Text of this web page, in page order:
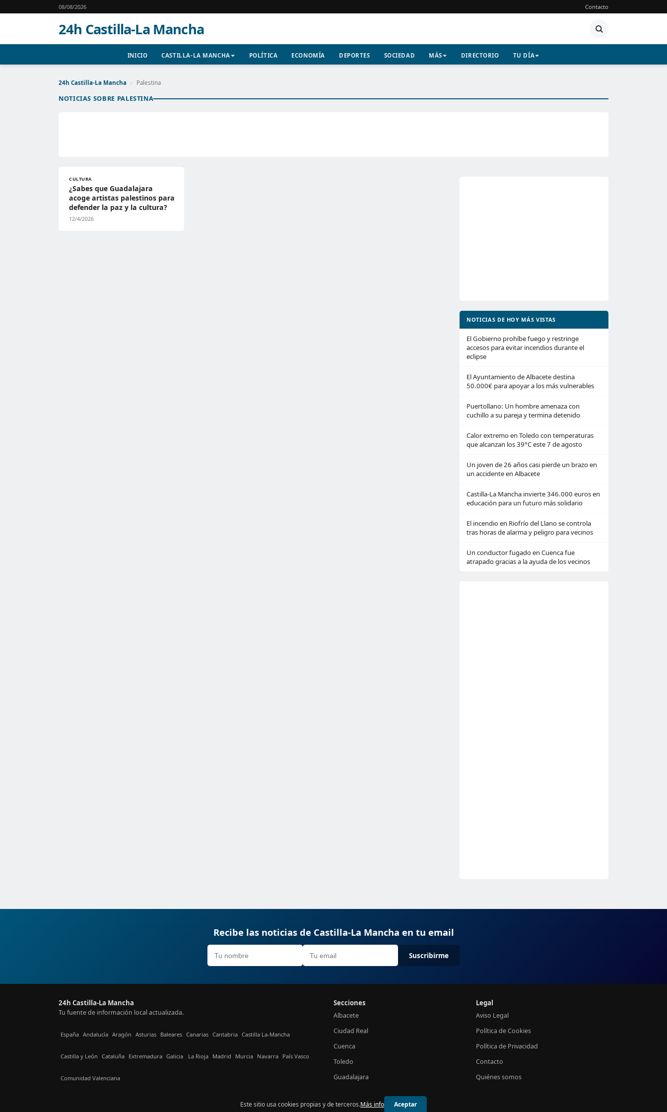
08/08/2026 Contacto
24h Castilla-La Mancha
INICIO CASTILLA-LA MANCHA POLÍTICA ECONOMÍA DEPORTES SOCIEDAD MÁS DIRECTORIO TU DÍA
24h Castilla-La Mancha › Palestina
NOTICIAS SOBRE PALESTINA
CULTURA
¿Sabes que Guadalajara
acoge artistas palestinos para
defender la paz y la cultura?
12/4/2026
NOTICIAS DE HOY MÁS VISTAS
El Gobierno prohíbe fuego y restringe
accesos para evitar incendios durante el
eclipse
El Ayuntamiento de Albacete destina
50.000€ para apoyar a los más vulnerables
Puertollano: Un hombre amenaza con
cuchillo a su pareja y termina detenido
Calor extremo en Toledo con temperaturas
que alcanzan los 39°C este 7 de agosto
Un joven de 26 años casi pierde un brazo en
un accidente en Albacete
Castilla-La Mancha invierte 346.000 euros en
educación para un futuro más solidario
El incendio en Riofrío del Llano se controla
tras horas de alarma y peligro para vecinos
Un conductor fugado en Cuenca fue
atrapado gracias a la ayuda de los vecinos
Recibe las noticias de Castilla-La Mancha en tu email
Suscribirme
24h Castilla-La Mancha
Tu fuente de información local actualizada.
España Andalucía Aragón Asturias Baleares Canarias Cantabria Castilla La-Mancha
Castilla y León Cataluña Extremadura Galicia La Rioja Madrid Murcia Navarra País Vasco
Comunidad Valenciana
Secciones
Albacete
Ciudad Real
Cuenca
Toledo
Guadalajara
Legal
Aviso Legal
Política de Cookies
Política de Privacidad
Contacto
Quiénes somos
© 2026 24h Castilla-La Mancha
Este sitio usa cookies propias y de terceros.Más info Aceptar